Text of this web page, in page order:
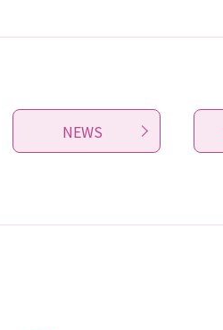
NEWS